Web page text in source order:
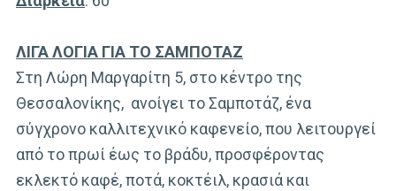
ΛΙΓΑ ΛΟΓΙΑ ΓΙΑ ΤΟ ΣΑΜΠΟΤΑΖ
Στη Λώρη Μαργαρίτη 5, στο κέντρο της
Θεσσαλονίκης, ανοίγει το Σαμποτάζ, ένα
σύγχρονο καλλιτεχνικό καφενείο, που λειτουργεί
από το πρωί έως το βράδυ, προσφέροντας
εκλεκτό καφέ, ποτά, κοκτέιλ, κρασιά και